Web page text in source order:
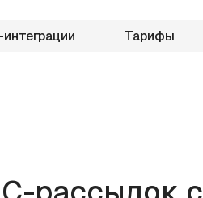
Тарифы